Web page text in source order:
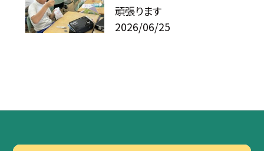
頑張ります
2026/06/25